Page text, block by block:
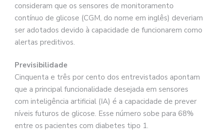
consideram que os sensores de monitoramento
contínuo de glicose (CGM, do nome em inglês) deveriam
ser adotados devido à capacidade de funcionarem como
alertas preditivos.
Previsibilidade
Cinquenta e três por cento dos entrevistados apontam
que a principal funcionalidade desejada em sensores
com inteligência artificial (IA) é a capacidade de prever
níveis futuros de glicose. Esse número sobe para 68%
entre os pacientes com diabetes tipo 1.